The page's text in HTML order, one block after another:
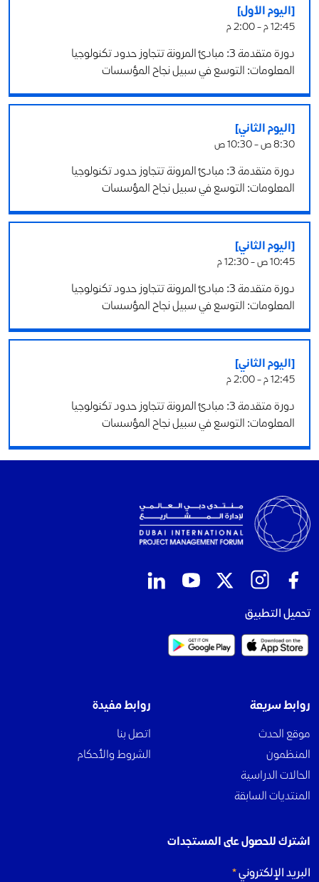
[اليوم الأول]
12:45 م - 2:00 م
دورة متقدمة 3: مبادئ المرونة تتجاوز حدود تكنولوجيا
المعلومات: التوسع في سبيل نجاح المؤسسات
[اليوم الثاني]
8:30 ص - 10:30 ص
دورة متقدمة 3: مبادئ المرونة تتجاوز حدود تكنولوجيا
المعلومات: التوسع في سبيل نجاح المؤسسات
[اليوم الثاني]
10:45 ص - 12:30 م
دورة متقدمة 3: مبادئ المرونة تتجاوز حدود تكنولوجيا
المعلومات: التوسع في سبيل نجاح المؤسسات
[اليوم الثاني]
12:45 م - 2:00 م
دورة متقدمة 3: مبادئ المرونة تتجاوز حدود تكنولوجيا
المعلومات: التوسع في سبيل نجاح المؤسسات
تحميل التطبيق
روابط سريعة
موقع الحدث
المنظمون
الحالات الدراسية
المنتديات السابقة
روابط مفيدة
اتصل بنا
الشروط والأحكام
اشترك للحصول على المستجدات
البريد الإلكتروني